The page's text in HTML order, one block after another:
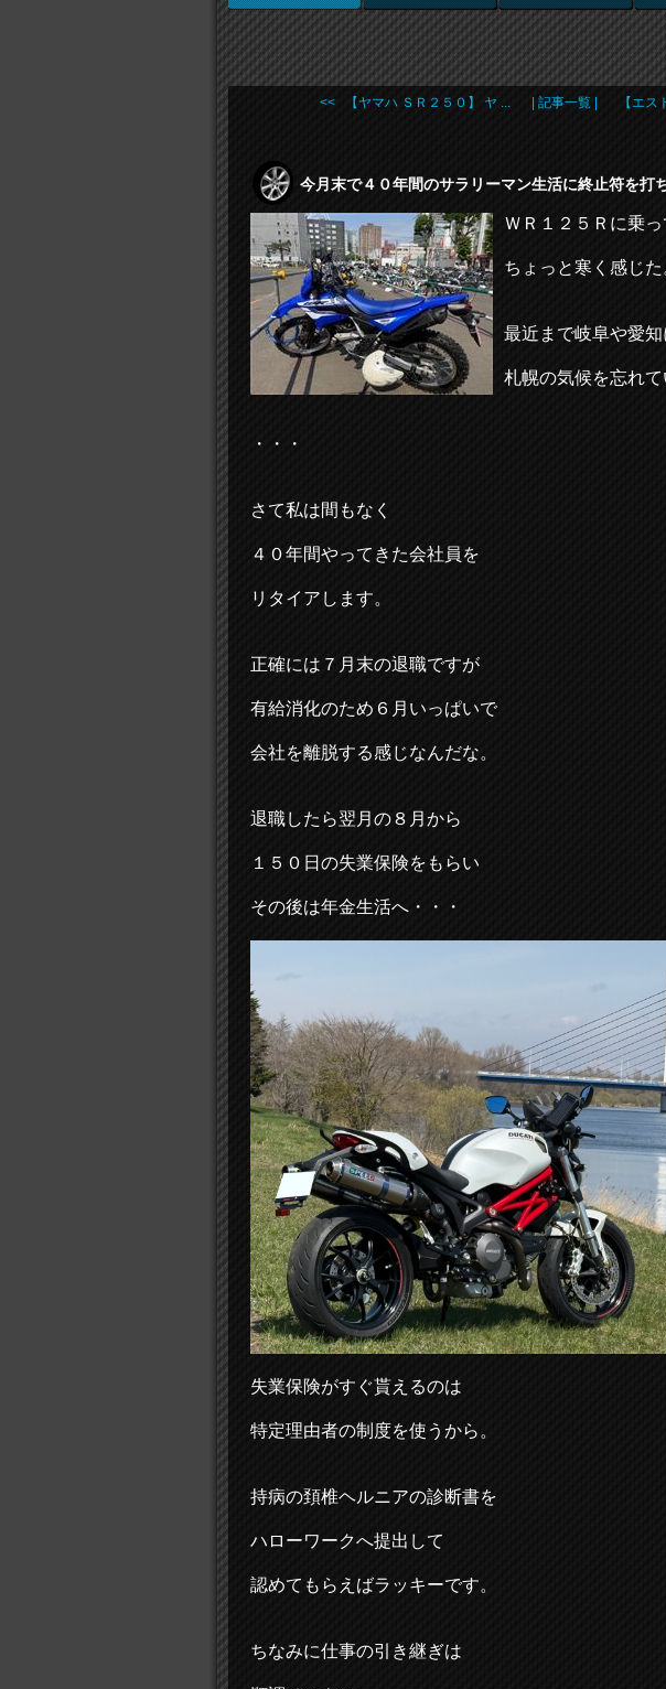
<< 【ヤマハ ＳＲ２５０】 ヤ ... | 記事一覧 | 【エ
今月末で４０年間のサラリーマン生活に終止符を
ＷＲ１２５Ｒに乗
ちょっと寒く感じた
最近まで岐阜や愛
札幌の気候を忘れ
・・・
さて私は間もなく
４０年間やってきた会社員を
リタイアします。
正確には７月末の退職ですが
有給消化のため６月いっぱいで
会社を離脱する感じなんだな。
退職したら翌月の８月から
１５０日の失業保険をもらい
その後は年金生活へ・・・
失業保険がすぐ貰えるのは
特定理由者の制度を使うから。
持病の頚椎ヘルニアの診断書を
ハローワークへ提出して
認めてもらえばラッキーです。
ちなみに仕事の引き継ぎは